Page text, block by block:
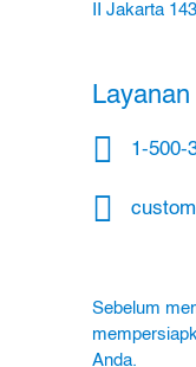
II Jakarta
1-500-
Sebelum
Anda.